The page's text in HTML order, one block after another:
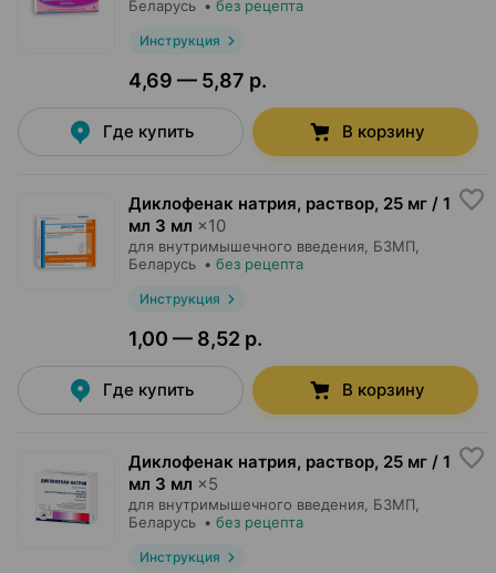
Беларусь • без рецепта
Инструкция
4,69 — 5,87 р.
Где купить В корзину
Диклофенак натрия, раствор, 25 мг / 1
мл 3 мл ×10
для внутримышечного введения, БЗМП
Беларусь • без рецепта
Инструкция
1,00 — 8,52 р.
Где купить В корзину
Диклофенак натрия, раствор, 25 мг / 1
мл 3 мл ×5
для внутримышечного введения, БЗМП
Беларусь • без рецепта
Инструкция